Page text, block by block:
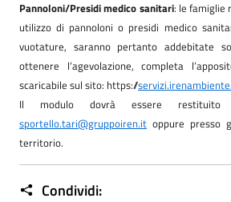
Pannoloni/Presidi medico sanitari: le famiglie
utilizzo di pannoloni o presidi medico
vuotature, saranno pertanto addebitate
ottenere l’agevolazione, completa
scaricabile sul sito: https://
Il modulo dovrà essere
sportello.tari@gruppoiren.it oppure presso
territorio.
Condividi: